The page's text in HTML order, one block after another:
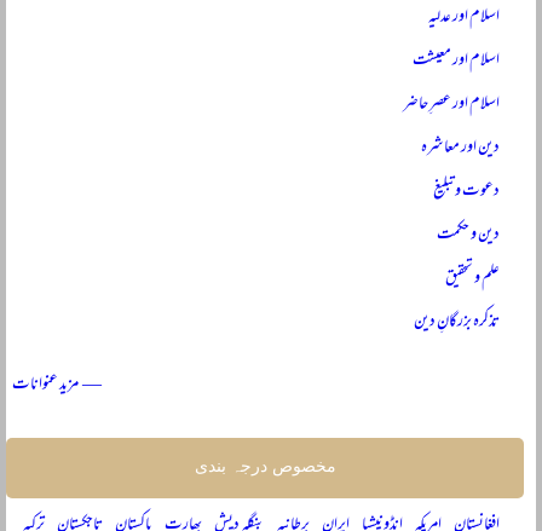
اسلام اور عدلیہ
اسلام اور معیشت
اسلام اور عصرِ حاضر
دین اور معاشرہ
دعوت و تبلیغ
دین و حکمت
علم و تحقیق
تذکرہ بزرگانِ دین
— مزید عنوانات
مخصوص درجہ بندی